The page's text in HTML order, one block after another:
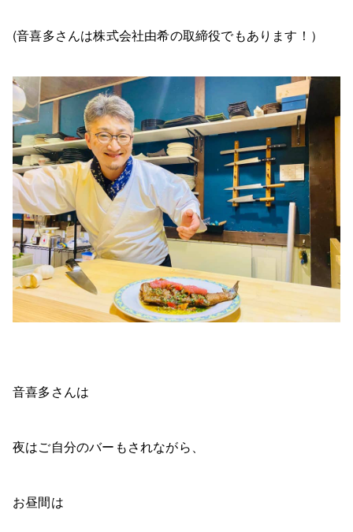
(音喜多さんは株式会社由希の取締役でもあります！）
音喜多さんは
夜はご自分のバーもされながら、
お昼間は